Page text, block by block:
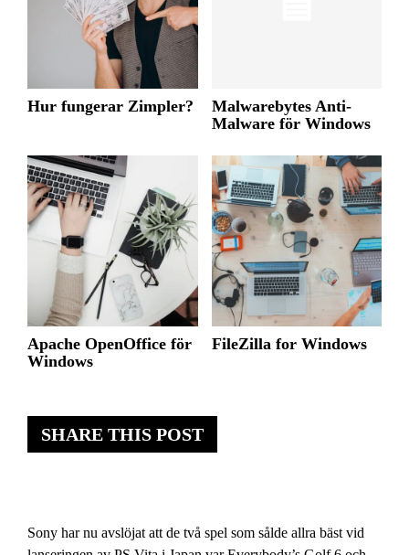
SHARE THIS POST
Sony har nu avslöjat att de två spel som sålde allra bäst vid
Hur fungerar Zimpler?
Malwarebytes Anti-
Malware för Windows
Apache OpenOffice för
Windows
FileZilla for Windows